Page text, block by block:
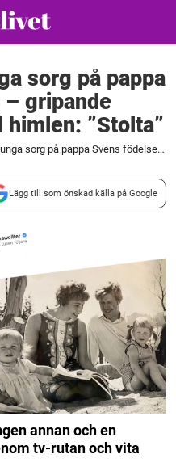
sorg på pappa
gripande
”Stolta”
Stina Wollters tunga sorg på pappa Svens födelsedag – gripande hälsningen upp till himlen: "Stolta"
Lägg till som önskad källa på Google
annan och en
tv-rutan och vita